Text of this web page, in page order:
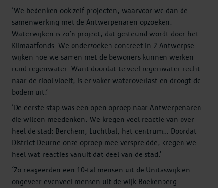
‘We bedenken ook zelf projecten, waarvoor we dan de
samenwerking met de Antwerpenaren opzoeken.
Waterwijken is zo’n project, dat gesteund wordt door het
Klimaatfonds. We onderzoeken concreet in 2 Antwerpse
wijken hoe we samen met de bewoners kunnen werken
rond regenwater. Want doordat te veel regenwater recht
naar de riool vloeit, is er vaker wateroverlast en droogt de
bodem uit.’
‘De eerste stap was een open oproep naar Antwerpenaren
die wilden meedenken. We kregen veel reactie van over
heel de stad: Berchem, Luchtbal, het centrum... Doordat
District Deurne onze oproep mee verspreidde, kregen we
heel wat reacties vanuit dat deel van de stad.’
‘Zo reageerden een 10-tal mensen uit de Unitaswijk en
ongeveer evenveel mensen uit de wijk Boekenberg-